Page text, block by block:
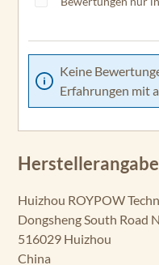
Keine
Erfahrungen mit
Huizhou ROYPOW
Dongsheng South Road
516029 Huizhou
China